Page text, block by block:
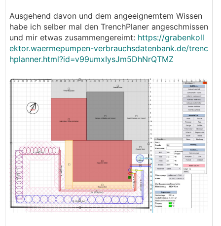
Ausgehend davon und dem angeeignemtem Wissen
habe ich selber mal den TrenchPlaner angeschmissen
und mir etwas zusammengereimt: https://grabenkoll
ektor.waermepumpen-verbrauchsdatenbank.de/trenc
hplanner.html?id=v99umxIysJm5DhNrQTMZ